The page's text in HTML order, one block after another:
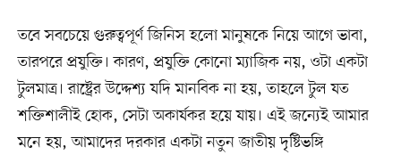
তবে সবচেয়ে গুরুত্বপূর্ণ জিনিস হলো মানুষকে নিয়ে আগে ভাবা,
তারপরে প্রযুক্তি। কারণ, প্রযুক্তি কোনো ম্যাজিক নয়, ওটা একটা
টুলমাত্র। রাষ্ট্রের উদ্দেশ্য যদি মানবিক না হয়, তাহলে টুল যত
শক্তিশালীই হোক, সেটা অকার্যকর হয়ে যায়। এই জন্যেই আমার
মনে হয়, আমাদের দরকার একটা নতুন জাতীয় দৃষ্টিভঙ্গি